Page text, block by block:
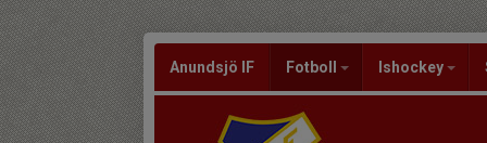
Anundsjö IF Fotboll Ishockey